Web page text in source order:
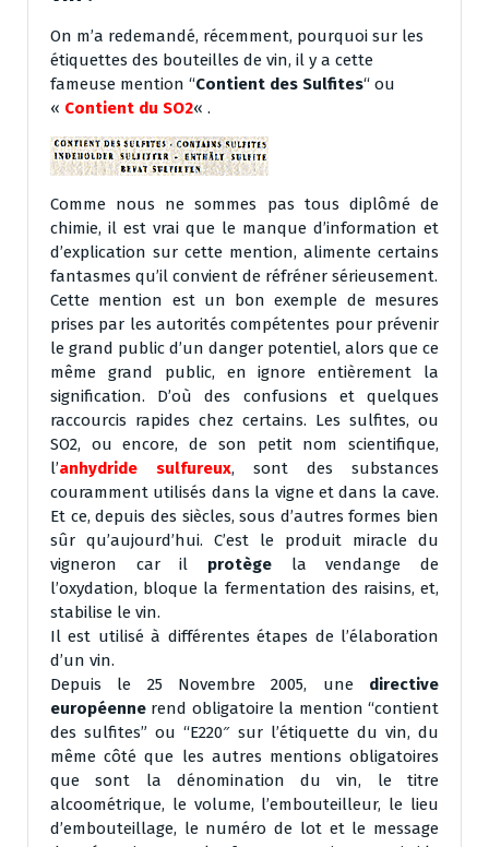
On m’a redemandé, récemment, pourquoi sur les
étiquettes des bouteilles de vin, il y a cette
fameuse mention “Contient des Sulfites“ ou
« Contient du SO2« .
Comme nous ne sommes pas tous diplômé de
chimie, il est vrai que le manque d’information et
d’explication sur cette mention, alimente certains
fantasmes qu’il convient de réfréner sérieusement.
Cette mention est un bon exemple de mesures
prises par les autorités compétentes pour prévenir
le grand public d’un danger potentiel, alors que ce
même grand public, en ignore entièrement la
signification. D’où des confusions et quelques
raccourcis rapides chez certains. Les sulfites, ou
SO2, ou encore, de son petit nom scientifique,
l’anhydride sulfureux, sont des substances
couramment utilisés dans la vigne et dans la cave.
Et ce, depuis des siècles, sous d’autres formes bien
sûr qu’aujourd’hui. C’est le produit miracle du
vigneron car il protège la vendange de
l’oxydation, bloque la fermentation des raisins, et,
stabilise le vin.
Il est utilisé à différentes étapes de l’élaboration
d’un vin.
Depuis le 25 Novembre 2005, une directive
européenne rend obligatoire la mention “contient
des sulfites” ou “E220″ sur l’étiquette du vin, du
même côté que les autres mentions obligatoires
que sont la dénomination du vin, le titre
alcoométrique, le volume, l’embouteilleur, le lieu
d’embouteillage, le numéro de lot et le message